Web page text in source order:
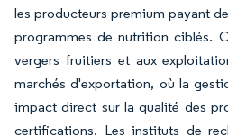
les producteurs premium payant
programmes de nutrition ciblés.
vergers fruitiers et aux
marchés d'exportation, où la
impact direct sur la qualité des
certifications. Les instituts de